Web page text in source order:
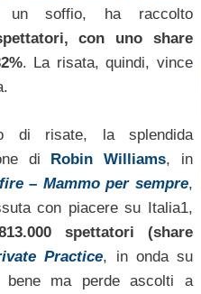
un soffio, ha raccolto
con uno share
. La risata, quindi, vince
di risate, la splendida
di Robin Williams, in
– Mammo per sempre,
con piacere su Italia1,
spettatori (share
Practice, in onda su
bene ma perde ascolti a